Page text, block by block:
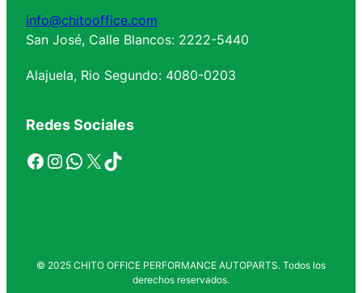
info@chitooffice.com
San José, Calle Blancos: 2222-5440
Alajuela, Rio Segundo: 4080-0203
Redes Sociales
Facebook Instagram WhatsApp X TikTok
© 2025 CHITO OFFICE PERFORMANCE AUTOPARTS. Todos los
derechos reservados.